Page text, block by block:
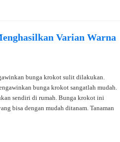
Varian Warna
bunga krokot sulit dilakukan.
bunga krokot sangatlah mudah.
sendiri di rumah. Bunga krokot ini
bisa dengan mudah ditanam. Tanaman